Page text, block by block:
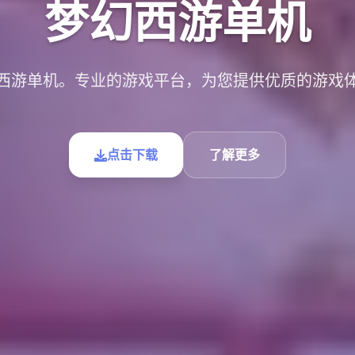
梦幻西游单机
游单机。专业的游戏平台，为您提供优质的游戏
点击下载 了解更多